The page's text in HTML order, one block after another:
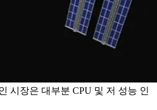
시장은 대부분 CPU 및 저 성능 인